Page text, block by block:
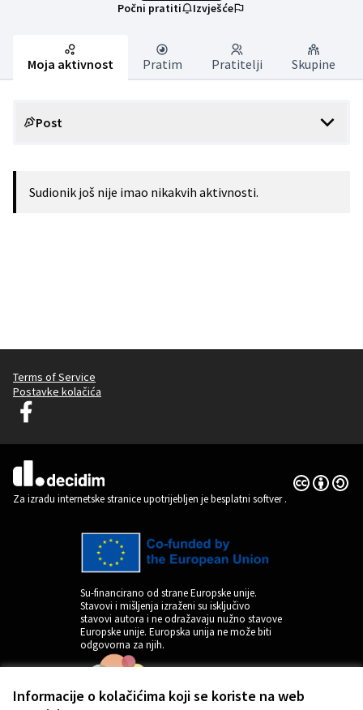
Informacije o kolačićima koji se koriste na web
Počni pratiti
Izvješće
Moja aktivnost Pratim Pratitelji Skupine
Post
Sudionik još nije imao nikakvih aktivnosti.
Terms of Service
Postavke kolačića
Decidim Ljubljana na Facebooku
(Vanjska poveznica)
Za izradu internetske stranice upotrijebljen je besplatni softver.
Licencija
(Vanjska
Su-financirano od strane Europske unije.
Stavovi i mišljenja izraženi su isključivo
stavovi autora i ne odražavaju nužno stavove
Europske unije. Europska unija ne može biti
odgovorna za njih.